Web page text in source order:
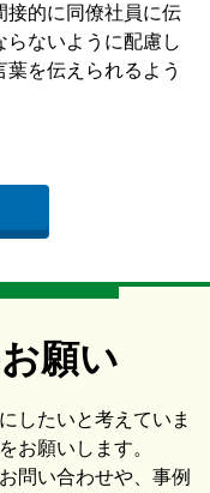
接的に同僚社員に伝
らないように配慮し
を伝えられるよう
願い
したいと考えていま
お願いします。
問い合わせや、事例